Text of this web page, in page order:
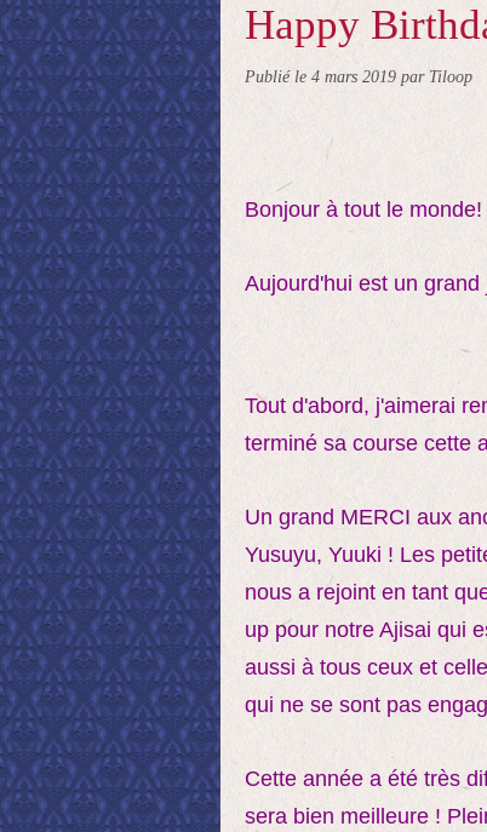
Happy
Publié le 4 mars 2019 par Tiloop
Bonjour à tout le monde!
Aujourd'hui est un
Tout d'abord, j'aimerai
terminé sa course cette
Un grand MERCI aux
Yusuyu, Yuuki ! Les
nous a rejoint en tant
up pour notre Ajisai qui
aussi à tous ceux et
qui ne se sont pas
Cette année a été très
sera bien meilleure !